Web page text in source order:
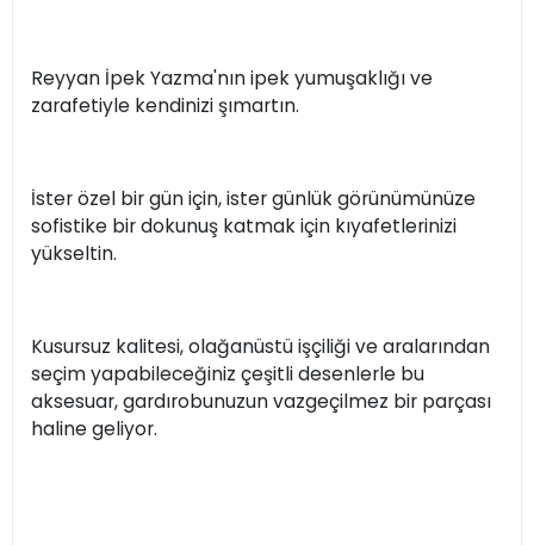
Reyyan İpek Yazma'nın ipek yumuşaklığı ve
zarafetiyle kendinizi şımartın.
İster özel bir gün için, ister günlük görünümünüze
sofistike bir dokunuş katmak için kıyafetlerinizi
yükseltin.
Kusursuz kalitesi, olağanüstü işçiliği ve aralarından
seçim yapabileceğiniz çeşitli desenlerle bu
aksesuar, gardırobunuzun vazgeçilmez bir parçası
haline geliyor.